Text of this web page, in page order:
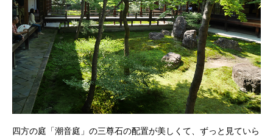
四方の庭「潮音庭」の三尊石の配置が美しくて、ずっと見ていら